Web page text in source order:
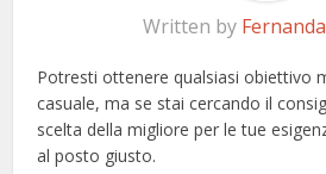
Written by
Potresti ottenere qualsiasi obiettivo
casuale, ma se stai cercando il
scelta della migliore per le tue
al posto giusto.